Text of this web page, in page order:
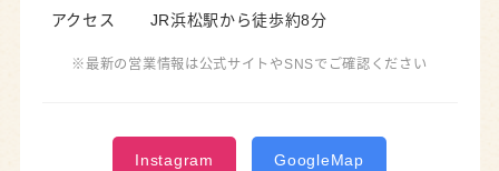
アクセス JR浜松駅から徒歩約8分
※最新の営業情報は公式サイトやSNSでご確認ください
Instagram GoogleMap